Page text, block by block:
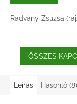
Radvány Zsuzsa
ÖSSZES
Leírás Hasonló (8)